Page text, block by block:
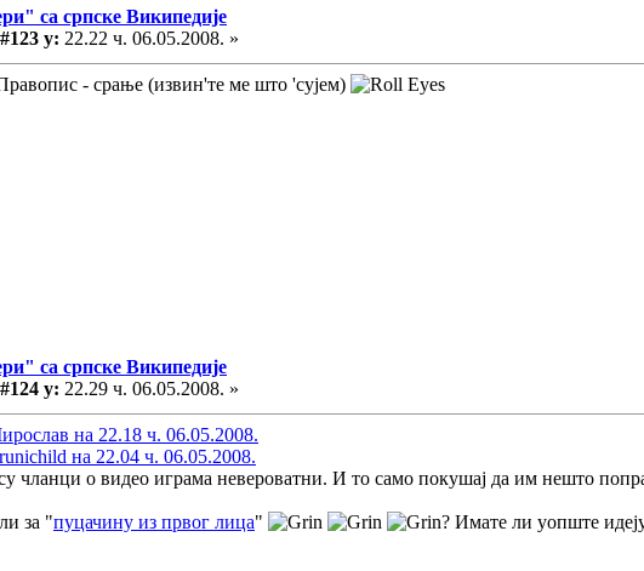
са српске Википедије
у: 22.22 ч. 06.05.2008. »
Правопис - срање (извин'те ме што 'сујем)
са српске Википедије
у: 22.29 ч. 06.05.2008. »
на 22.18 ч. 06.05.2008.
на 22.04 ч. 06.05.2008.
чланци о видео играма невероватни. И то само покушај да им нешто
за "пуцачину из првог лица" ? Имате ли уопште